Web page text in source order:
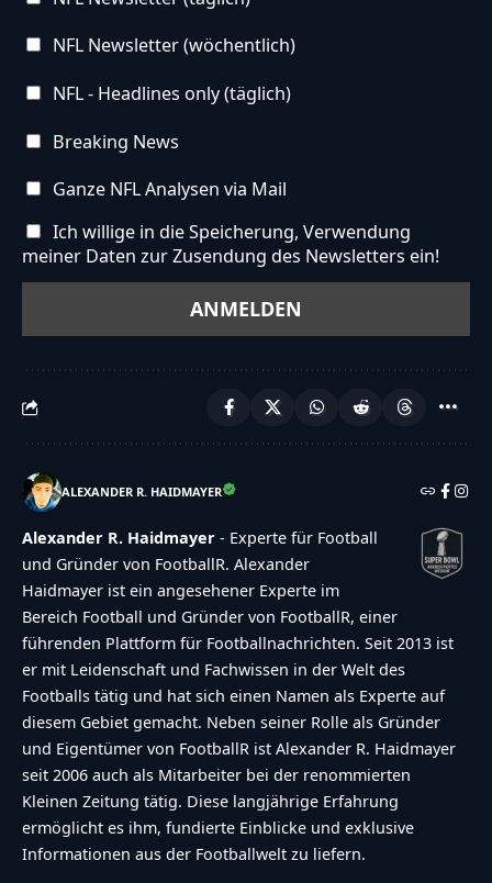
NFL Newsletter (wöchentlich)
NFL - Headlines only (täglich)
Breaking News
Ganze NFL Analysen via Mail
Ich willige in die Speicherung, Verwendung
meiner Daten zur Zusendung des Newsletters ein!
ALEXANDER R. HAIDMAYER
Alexander R. Haidmayer - Experte für Football
und Gründer von FootballR. Alexander
Haidmayer ist ein angesehener Experte im
Bereich Football und Gründer von FootballR, einer
führenden Plattform für Footballnachrichten. Seit 2013 ist
er mit Leidenschaft und Fachwissen in der Welt des
Footballs tätig und hat sich einen Namen als Experte auf
diesem Gebiet gemacht. Neben seiner Rolle als Gründer
und Eigentümer von FootballR ist Alexander R. Haidmayer
seit 2006 auch als Mitarbeiter bei der renommierten
Kleinen Zeitung tätig. Diese langjährige Erfahrung
ermöglicht es ihm, fundierte Einblicke und exklusive
Informationen aus der Footballwelt zu liefern.